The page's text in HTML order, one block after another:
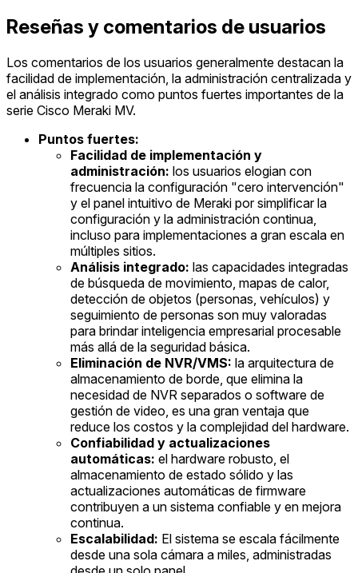
Reseñas y comentarios de usuarios
Los comentarios de los usuarios generalmente destacan la
facilidad de implementación, la administración centralizada y
el análisis integrado como puntos fuertes importantes de la
serie Cisco Meraki MV.
Puntos fuertes:
Facilidad de implementación y
administración: los usuarios elogian con
frecuencia la configuración "cero intervención"
y el panel intuitivo de Meraki por simplificar la
configuración y la administración continua,
incluso para implementaciones a gran escala en
múltiples sitios.
Análisis integrado: las capacidades integradas
de búsqueda de movimiento, mapas de calor,
detección de objetos (personas, vehículos) y
seguimiento de personas son muy valoradas
para brindar inteligencia empresarial procesable
más allá de la seguridad básica.
Eliminación de NVR/VMS: la arquitectura de
almacenamiento de borde, que elimina la
necesidad de NVR separados o software de
gestión de video, es una gran ventaja que
reduce los costos y la complejidad del hardware.
Confiabilidad y actualizaciones
automáticas: el hardware robusto, el
almacenamiento de estado sólido y las
actualizaciones automáticas de firmware
contribuyen a un sistema confiable y en mejora
continua.
Escalabilidad: El sistema se escala fácilmente
desde una sola cámara a miles, administradas